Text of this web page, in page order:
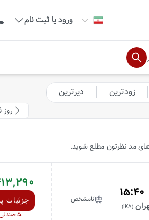
ورود یا ثبت نام
زودترین دیرترین
روز
های مد نظرتون مطلع شوید.
15:40
(
IKA
)
نامشخص
جزئیات
5